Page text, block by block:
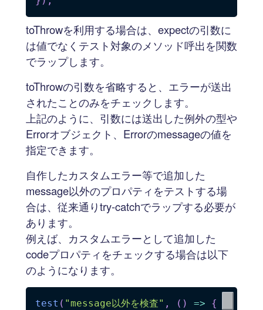
toThrowを利用する場合は、expectの引数に
は値でなくテスト対象のメソッド呼出を関数
でラップします。
toThrowの引数を省略すると、エラーが送出
されたことのみをチェックします。
上記のように、引数には送出した例外の型や
Errorオブジェクト、Errorのmessageの値を
指定できます。
自作したカスタムエラー等で追加した
message以外のプロパティをテストする場
合は、従来通りtry-catchでラップする必要が
あります。
例えば、カスタムエラーとして追加した
codeプロパティをチェックする場合は以下
のようになります。
test ( "message以外を検査" , ( ) =>
{